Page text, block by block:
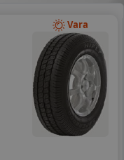
Vara